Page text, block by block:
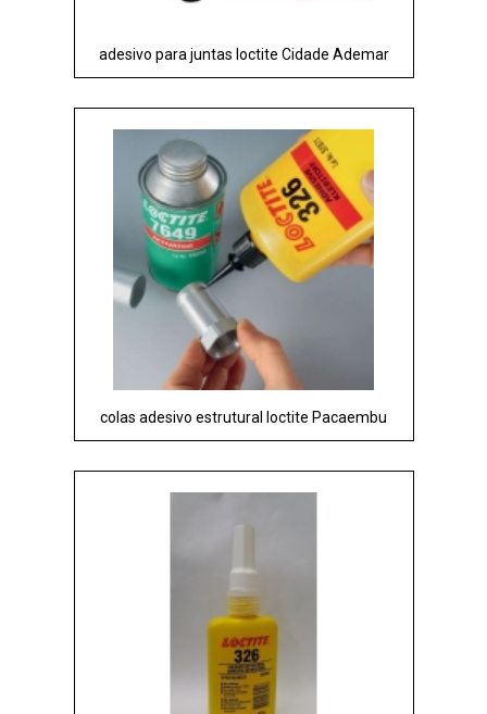
adesivo para juntas loctite Cidade Ademar
colas adesivo estrutural loctite Pacaembu